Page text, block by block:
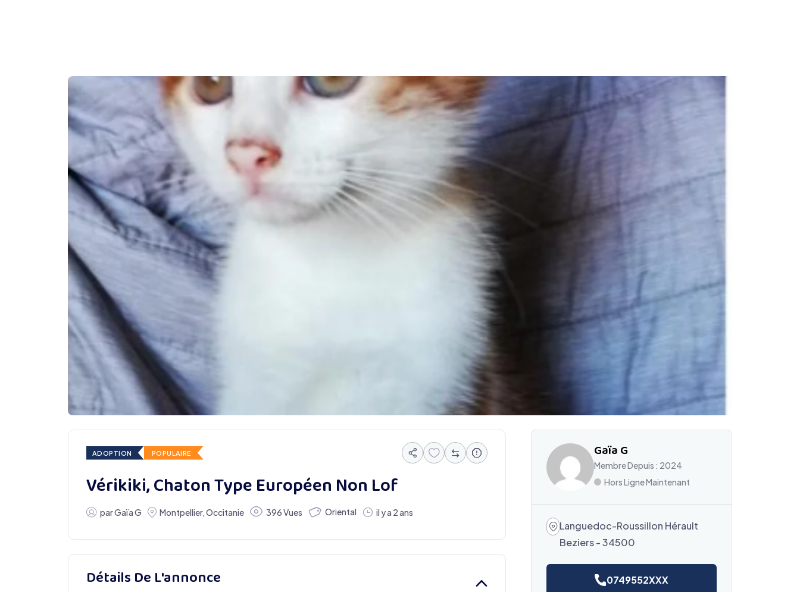
ADOPTION POPULAIRE
Vérikiki, Chaton Type Européen Non Lof
parGaïa G Montpellier,Occitanie 396 Vues Oriental il y a 2 ans
Détails De L'annonce
Gaïa G
Membre Depuis : 2024
Hors Ligne Maintenant
Languedoc-Roussillon Hérault
Beziers - 34500
0749552XXX